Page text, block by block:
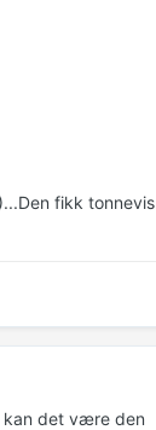
fikk tonnevis
kan det være den